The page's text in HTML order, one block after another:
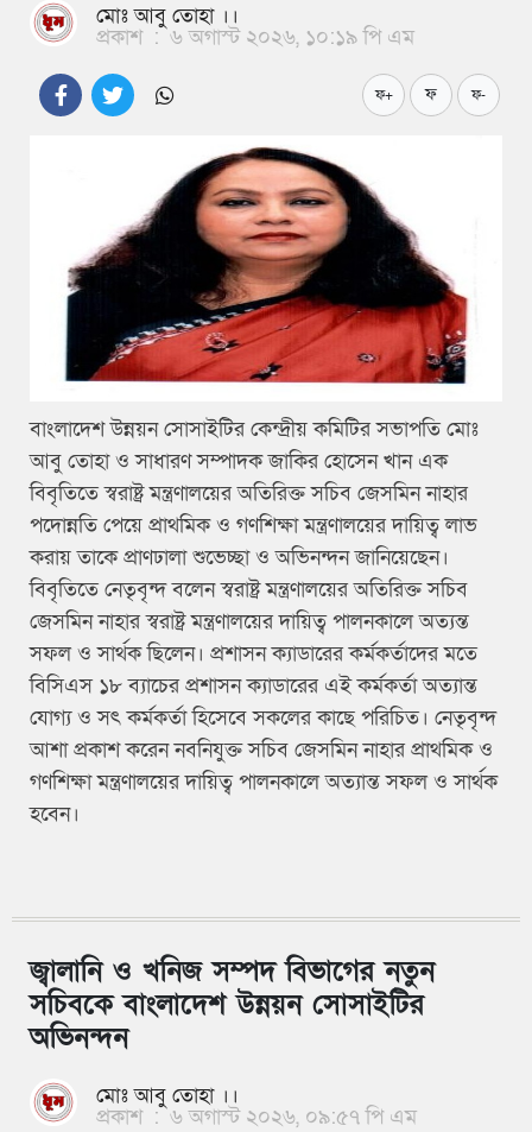
মোঃ আবু তোহা ।।
প্রকাশ : ৬ অগাস্ট ২০২৬, ১০:১৯ পি এম
ফ+ ফ ফ-
বাংলাদেশ উন্নয়ন সোসাইটির কেন্দ্রীয় কমিটির সভাপতি মোঃ
আবু তোহা ও সাধারণ সম্পাদক জাকির হোসেন খান এক
বিবৃতিতে স্বরাষ্ট্র মন্ত্রণালয়ের অতিরিক্ত সচিব জেসমিন নাহার
পদোন্নতি পেয়ে প্রাথমিক ও গণশিক্ষা মন্ত্রণালয়ের দায়িত্ব লাভ
করায় তাকে প্রাণঢালা শুভেচ্ছা ও অভিনন্দন জানিয়েছেন।
বিবৃতিতে নেতৃবৃন্দ বলেন স্বরাষ্ট্র মন্ত্রণালয়ের অতিরিক্ত সচিব
জেসমিন নাহার স্বরাষ্ট্র মন্ত্রণালয়ের দায়িত্ব পালনকালে অত্যন্ত
সফল ও সার্থক ছিলেন। প্রশাসন ক্যাডারের কর্মকর্তাদের মতে
বিসিএস ১৮ ব্যাচের প্রশাসন ক্যাডারের এই কর্মকর্তা অত্যান্ত
যোগ্য ও সৎ কর্মকর্তা হিসেবে সকলের কাছে পরিচিত। নেতৃবৃন্দ
আশা প্রকাশ করেন নবনিযুক্ত সচিব জেসমিন নাহার প্রাথমিক ও
গণশিক্ষা মন্ত্রণালয়ের দায়িত্ব পালনকালে অত্যান্ত সফল ও সার্থক
হবেন।
জ্বালানি ও খনিজ সম্পদ বিভাগের নতুন
সচিবকে বাংলাদেশ উন্নয়ন সোসাইটির
অভিনন্দন
মোঃ আবু তোহা ।।
প্রকাশ : ৬ অগাস্ট ২০২৬, ০৯:৫৭ পি এম